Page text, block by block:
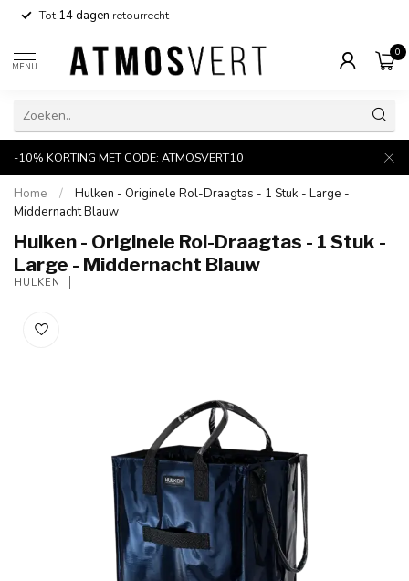
Tot14 dagen retourrecht
MENU
0
-10% KORTING MET CODE: ATMOSVERT10
Home /
Hulken - Originele Rol-Draagtas - 1 Stuk - Large -
Middernacht Blauw
Hulken - Originele Rol-Draagtas - 1 Stuk -
Large - Middernacht Blauw
HULKEN